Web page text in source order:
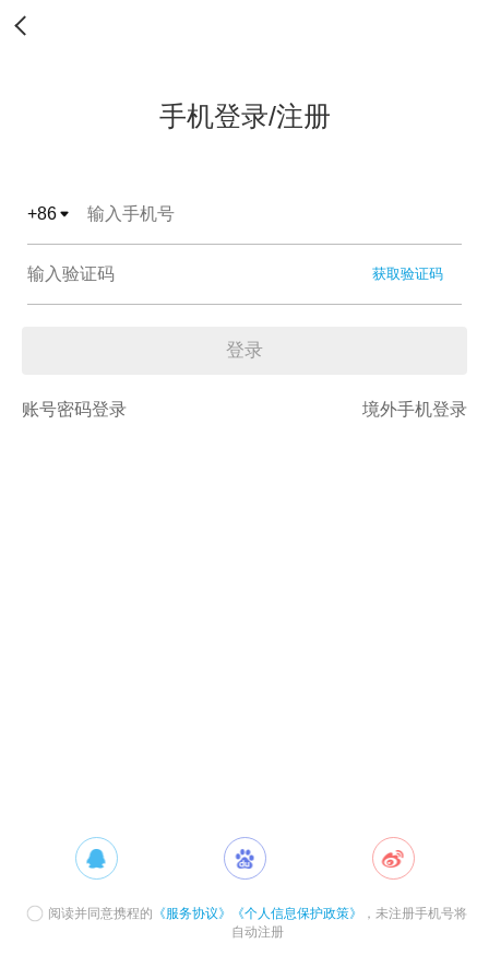
手机登录/注册
+86
获取验证码
登录
账号密码登录 境外手机登录
阅读并同意携程的 《服务协议》 《个人信息保护政策》
，未注册手机号将
自动注册